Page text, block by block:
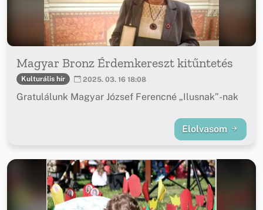
Magyar Bronz Érdemkereszt kitűntetés
Kulturális hír 2025. 03. 16 18:08
Gratulálunk Magyar József Ferencné „Ilusnak”-nak
Elolvasom